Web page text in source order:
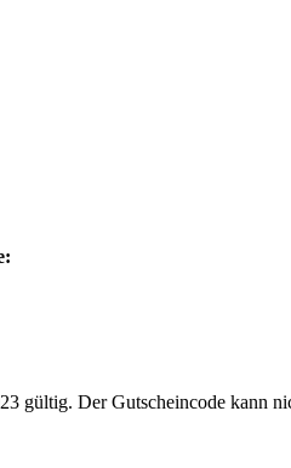
gültig. Der Gutscheincode kann